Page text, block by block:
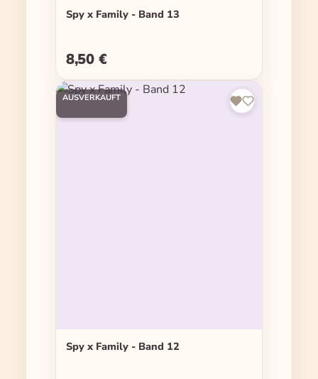
Spy x Family - Band 13
Regulärer Preis:
8,50 €
AUSVERKAUFT
Spy x Family - Band 12